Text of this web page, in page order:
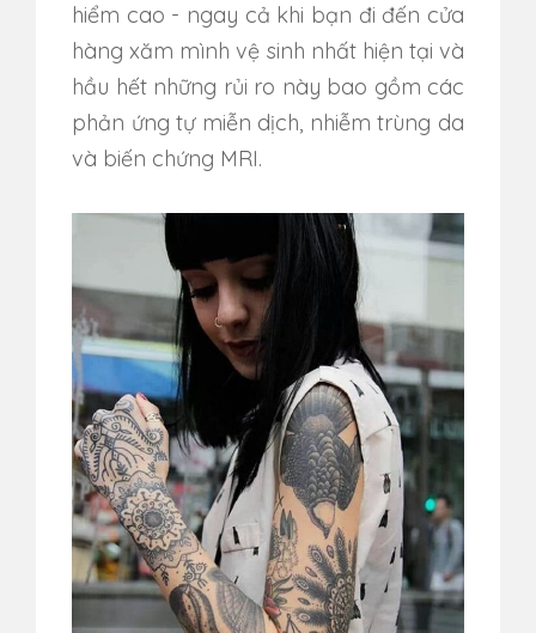
hiểm cao - ngay cả khi bạn đi đến cửa
hàng xăm mình vệ sinh nhất hiện tại và
hầu hết những rủi ro này bao gồm các
phản ứng tự miễn dịch, nhiễm trùng da
và biến chứng MRI.